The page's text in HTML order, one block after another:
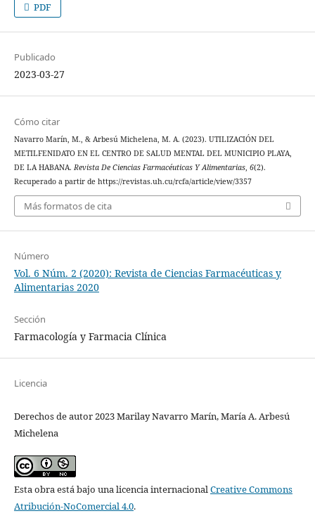
PDF
Publicado
2023-03-27
Cómo citar
Navarro Marín, M., & Arbesú Michelena, M. A. (2023). UTILIZACIÓN DEL
METILFENIDATO EN EL CENTRO DE SALUD MENTAL DEL MUNICIPIO PLAYA,
DE LA HABANA. Revista De Ciencias Farmacéuticas Y Alimentarias, 6(2).
Recuperado a partir de https://revistas.uh.cu/rcfa/article/view/3357
Más formatos de cita
Número
Vol. 6 Núm. 2 (2020): Revista de Ciencias Farmacéuticas y
Alimentarias 2020
Sección
Farmacología y Farmacia Clínica
Licencia
Derechos de autor 2023 Marilay Navarro Marín, María A. Arbesú
Michelena
Esta obra está bajo una licencia internacionalCreative Commons
Atribución-NoComercial 4.0.